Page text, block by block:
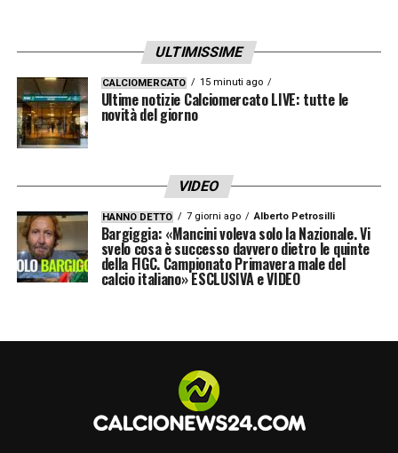
ULTIMISSIME
CALCIOMERCATO 15 minuti ago
Ultime notizie Calciomercato LIVE: tutte le
novità del giorno
VIDEO
HANNO DETTO 7 giorni ago Alberto Petrosilli
Bargiggia: «Mancini voleva solo la Nazionale. Vi
svelo cosa è successo davvero dietro le quinte
della FIGC. Campionato Primavera male del
calcio italiano» ESCLUSIVA e VIDEO